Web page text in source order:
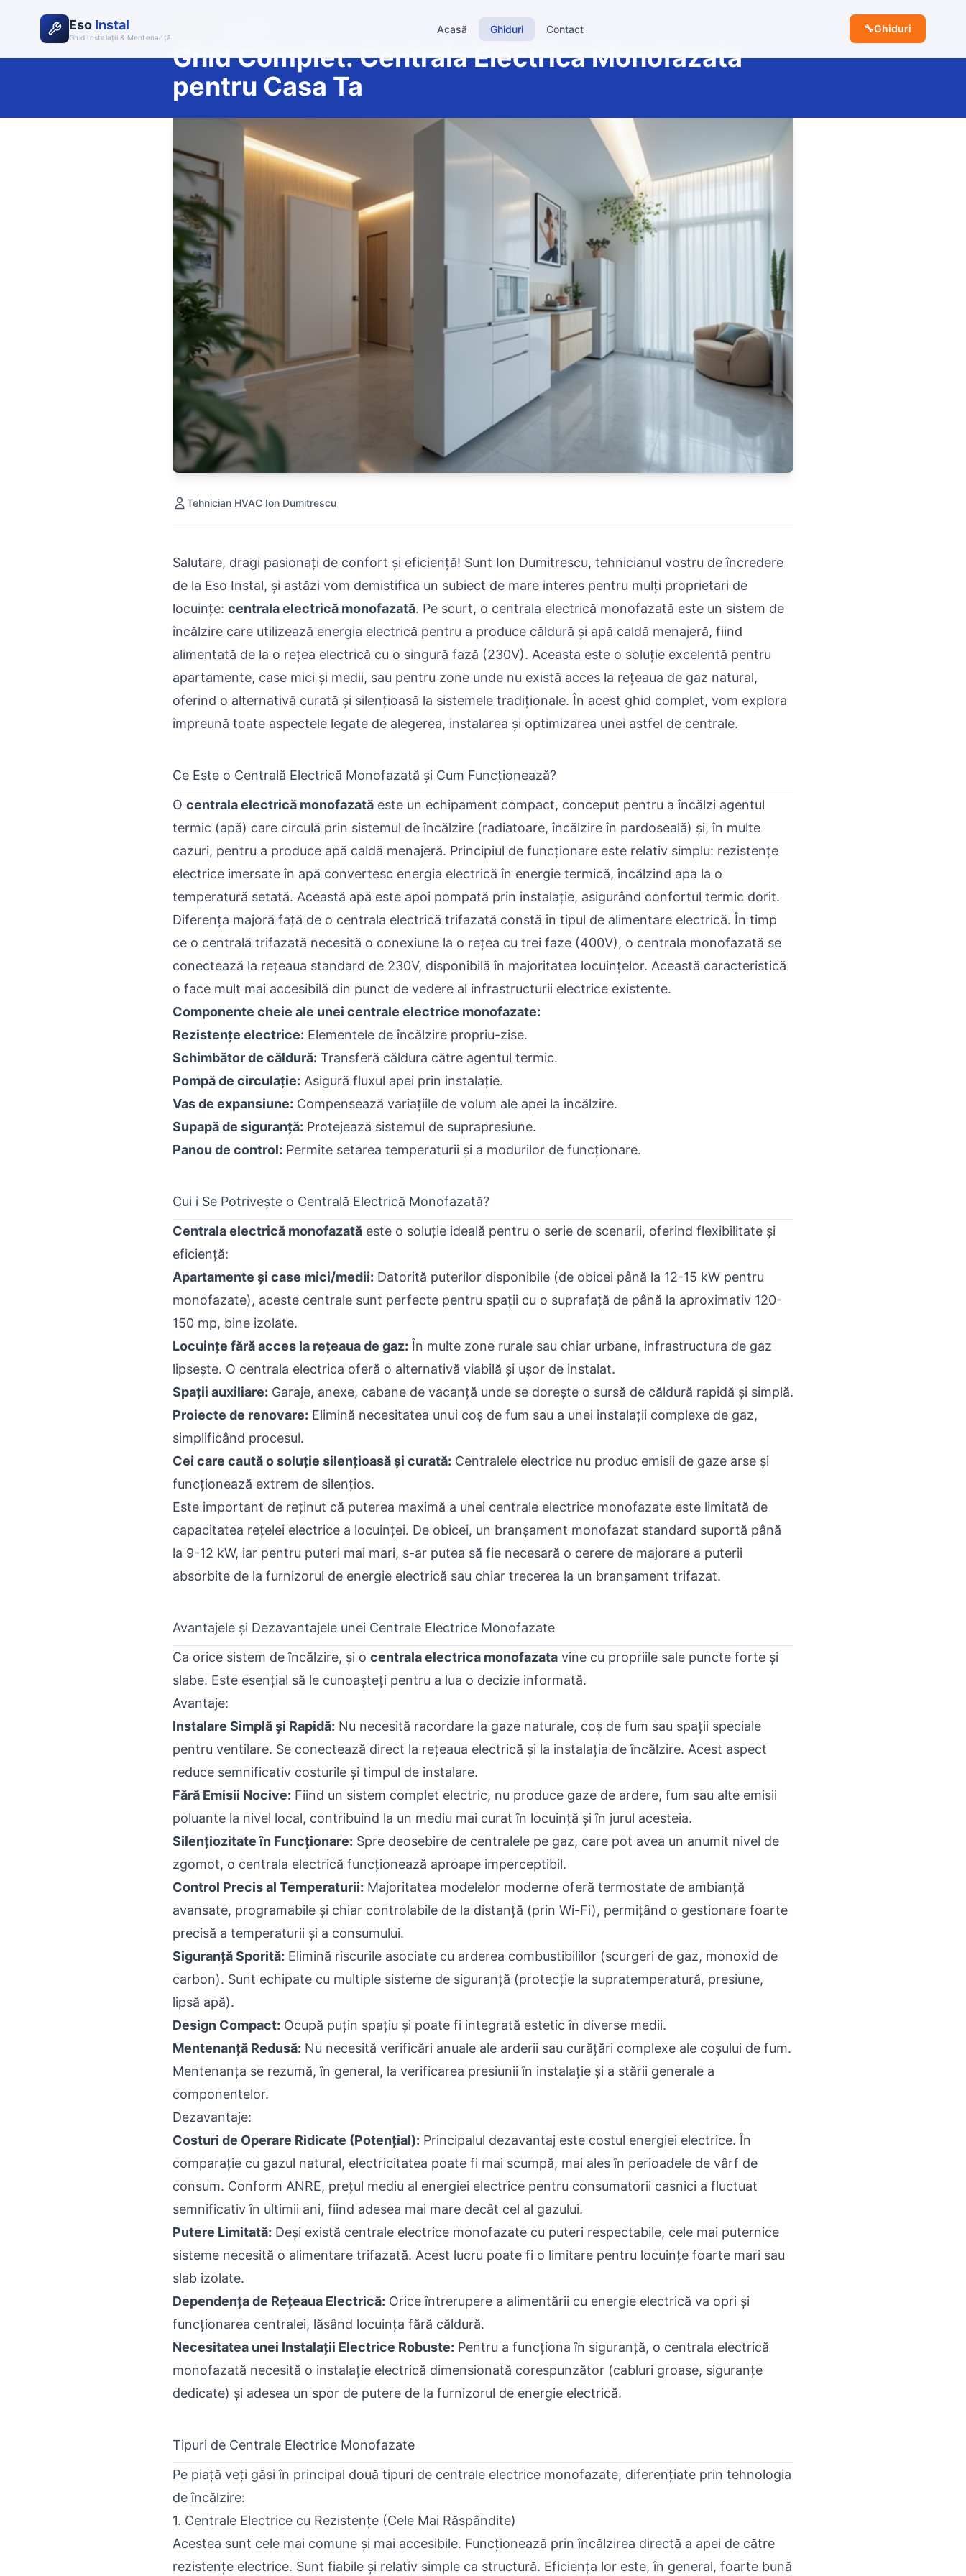
Eso Instal
Ghid Instalații & Mentenanță
Acasă Ghiduri Contact 🔧Ghiduri
Ghid Complet: Centrala Electrica Monofazata
pentru Casa Ta
Tehnician HVAC Ion Dumitrescu
Salutare, dragi pasionați de confort și eficiență! Sunt Ion Dumitrescu, tehnicianul vostru de încredere
de la Eso Instal, și astăzi vom demistifica un subiect de mare interes pentru mulți proprietari de
locuințe: centrala electrică monofazată. Pe scurt, o centrala electrică monofazată este un sistem de
încălzire care utilizează energia electrică pentru a produce căldură și apă caldă menajeră, fiind
alimentată de la o rețea electrică cu o singură fază (230V). Aceasta este o soluție excelentă pentru
apartamente, case mici și medii, sau pentru zone unde nu există acces la rețeaua de gaz natural,
oferind o alternativă curată și silențioasă la sistemele tradiționale. În acest ghid complet, vom explora
împreună toate aspectele legate de alegerea, instalarea și optimizarea unei astfel de centrale.
Ce Este o Centrală Electrică Monofazată și Cum Funcționează?
O centrala electrică monofazată este un echipament compact, conceput pentru a încălzi agentul
termic (apă) care circulă prin sistemul de încălzire (radiatoare, încălzire în pardoseală) și, în multe
cazuri, pentru a produce apă caldă menajeră. Principiul de funcționare este relativ simplu: rezistențe
electrice imersate în apă convertesc energia electrică în energie termică, încălzind apa la o
temperatură setată. Această apă este apoi pompată prin instalație, asigurând confortul termic dorit.
Diferența majoră față de o centrala electrică trifazată constă în tipul de alimentare electrică. În timp
ce o centrală trifazată necesită o conexiune la o rețea cu trei faze (400V), o centrala monofazată se
conectează la rețeaua standard de 230V, disponibilă în majoritatea locuințelor. Această caracteristică
o face mult mai accesibilă din punct de vedere al infrastructurii electrice existente.
Componente cheie ale unei centrale electrice monofazate:
Rezistențe electrice: Elementele de încălzire propriu-zise.
Schimbător de căldură: Transferă căldura către agentul termic.
Pompă de circulație: Asigură fluxul apei prin instalație.
Vas de expansiune: Compensează variațiile de volum ale apei la încălzire.
Supapă de siguranță: Protejează sistemul de suprapresiune.
Panou de control: Permite setarea temperaturii și a modurilor de funcționare.
Cui i Se Potrivește o Centrală Electrică Monofazată?
Centrala electrică monofazată este o soluție ideală pentru o serie de scenarii, oferind flexibilitate și
eficiență:
Apartamente și case mici/medii: Datorită puterilor disponibile (de obicei până la 12-15 kW pentru
monofazate), aceste centrale sunt perfecte pentru spații cu o suprafață de până la aproximativ 120-
150 mp, bine izolate.
Locuințe fără acces la rețeaua de gaz: În multe zone rurale sau chiar urbane, infrastructura de gaz
lipsește. O centrala electrica oferă o alternativă viabilă și ușor de instalat.
Spații auxiliare: Garaje, anexe, cabane de vacanță unde se dorește o sursă de căldură rapidă și simplă.
Proiecte de renovare: Elimină necesitatea unui coș de fum sau a unei instalații complexe de gaz,
simplificând procesul.
Cei care caută o soluție silențioasă și curată: Centralele electrice nu produc emisii de gaze arse și
funcționează extrem de silențios.
Este important de reținut că puterea maximă a unei centrale electrice monofazate este limitată de
capacitatea rețelei electrice a locuinței. De obicei, un branșament monofazat standard suportă până
la 9-12 kW, iar pentru puteri mai mari, s-ar putea să fie necesară o cerere de majorare a puterii
absorbite de la furnizorul de energie electrică sau chiar trecerea la un branșament trifazat.
Avantajele și Dezavantajele unei Centrale Electrice Monofazate
Ca orice sistem de încălzire, și o centrala electrica monofazata vine cu propriile sale puncte forte și
slabe. Este esențial să le cunoașteți pentru a lua o decizie informată.
Avantaje:
Instalare Simplă și Rapidă: Nu necesită racordare la gaze naturale, coș de fum sau spații speciale
pentru ventilare. Se conectează direct la rețeaua electrică și la instalația de încălzire. Acest aspect
reduce semnificativ costurile și timpul de instalare.
Fără Emisii Nocive: Fiind un sistem complet electric, nu produce gaze de ardere, fum sau alte emisii
poluante la nivel local, contribuind la un mediu mai curat în locuință și în jurul acesteia.
Silențiozitate în Funcționare: Spre deosebire de centralele pe gaz, care pot avea un anumit nivel de
zgomot, o centrala electrică funcționează aproape imperceptibil.
Control Precis al Temperaturii: Majoritatea modelelor moderne oferă termostate de ambianță
avansate, programabile și chiar controlabile de la distanță (prin Wi-Fi), permițând o gestionare foarte
precisă a temperaturii și a consumului.
Siguranță Sporită: Elimină riscurile asociate cu arderea combustibililor (scurgeri de gaz, monoxid de
carbon). Sunt echipate cu multiple sisteme de siguranță (protecție la supratemperatură, presiune,
lipsă apă).
Design Compact: Ocupă puțin spațiu și poate fi integrată estetic în diverse medii.
Mentenanță Redusă: Nu necesită verificări anuale ale arderii sau curățări complexe ale coșului de fum.
Mentenanța se rezumă, în general, la verificarea presiunii în instalație și a stării generale a
componentelor.
Dezavantaje:
Costuri de Operare Ridicate (Potențial): Principalul dezavantaj este costul energiei electrice. În
comparație cu gazul natural, electricitatea poate fi mai scumpă, mai ales în perioadele de vârf de
consum. Conform ANRE, prețul mediu al energiei electrice pentru consumatorii casnici a fluctuat
semnificativ în ultimii ani, fiind adesea mai mare decât cel al gazului.
Putere Limitată: Deși există centrale electrice monofazate cu puteri respectabile, cele mai puternice
sisteme necesită o alimentare trifazată. Acest lucru poate fi o limitare pentru locuințe foarte mari sau
slab izolate.
Dependența de Rețeaua Electrică: Orice întrerupere a alimentării cu energie electrică va opri și
funcționarea centralei, lăsând locuința fără căldură.
Necesitatea unei Instalații Electrice Robuste: Pentru a funcționa în siguranță, o centrala electrică
monofazată necesită o instalație electrică dimensionată corespunzător (cabluri groase, siguranțe
dedicate) și adesea un spor de putere de la furnizorul de energie electrică.
Tipuri de Centrale Electrice Monofazate
Pe piață veți găsi în principal două tipuri de centrale electrice monofazate, diferențiate prin tehnologia
de încălzire:
1. Centrale Electrice cu Rezistențe (Cele Mai Răspândite)
Acestea sunt cele mai comune și mai accesibile. Funcționează prin încălzirea directă a apei de către
rezistențe electrice. Sunt fiabile și relativ simple ca structură. Eficiența lor este, în general, foarte bună